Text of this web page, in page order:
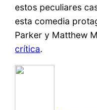
estos peculiares
esta comedia
Parker y Matthew
crítica.